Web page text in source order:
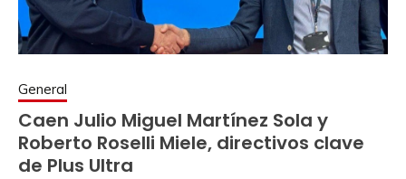
General
Caen Julio Miguel Martínez Sola y
Roberto Roselli Miele, directivos clave
de Plus Ultra